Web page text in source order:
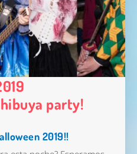
party!
2019!!